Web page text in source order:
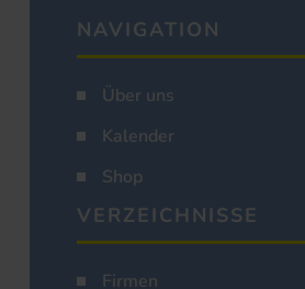
NAVIGATION
Über uns
Kalender
Shop
VERZEICHNISSE
Firmen